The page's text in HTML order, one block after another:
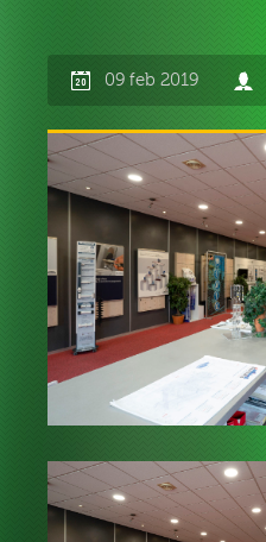
09 feb 2019